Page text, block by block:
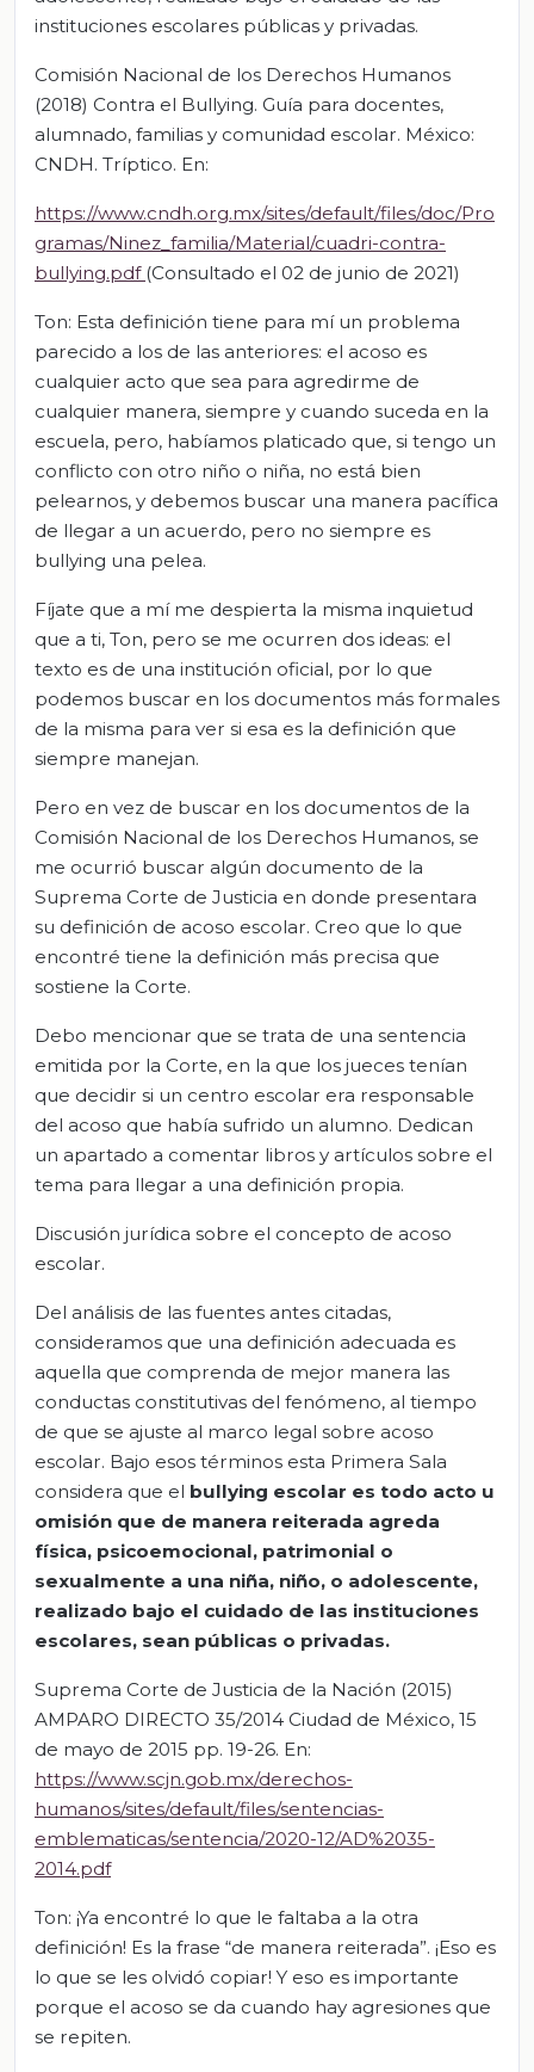
instituciones escolares públicas y privadas.
Comisión Nacional de los Derechos Humanos
(2018) Contra el Bullying. Guía para docentes,
alumnado, familias y comunidad escolar. México:
CNDH. Tríptico. En:
https://www.cndh.org.mx/sites/default/files/doc/Pro
gramas/Ninez_familia/Material/cuadri-contra-
bullying.pdf (Consultado el 02 de junio de 2021)
Ton: Esta definición tiene para mí un problema
parecido a los de las anteriores: el acoso es
cualquier acto que sea para agredirme de
cualquier manera, siempre y cuando suceda en la
escuela, pero, habíamos platicado que, si tengo un
conflicto con otro niño o niña, no está bien
pelearnos, y debemos buscar una manera pacífica
de llegar a un acuerdo, pero no siempre es
bullying una pelea.
Fíjate que a mí me despierta la misma inquietud
que a ti, Ton, pero se me ocurren dos ideas: el
texto es de una institución oficial, por lo que
podemos buscar en los documentos más formales
de la misma para ver si esa es la definición que
siempre manejan.
Pero en vez de buscar en los documentos de la
Comisión Nacional de los Derechos Humanos, se
me ocurrió buscar algún documento de la
Suprema Corte de Justicia en donde presentara
su definición de acoso escolar. Creo que lo que
encontré tiene la definición más precisa que
sostiene la Corte.
Debo mencionar que se trata de una sentencia
emitida por la Corte, en la que los jueces tenían
que decidir si un centro escolar era responsable
del acoso que había sufrido un alumno. Dedican
un apartado a comentar libros y artículos sobre el
tema para llegar a una definición propia.
Discusión jurídica sobre el concepto de acoso
escolar.
Del análisis de las fuentes antes citadas,
consideramos que una definición adecuada es
aquella que comprenda de mejor manera las
conductas constitutivas del fenómeno, al tiempo
de que se ajuste al marco legal sobre acoso
escolar. Bajo esos términos esta Primera Sala
considera que el bullying escolar es todo acto u
omisión que de manera reiterada agreda
física, psicoemocional, patrimonial o
sexualmente a una niña, niño, o adolescente,
realizado bajo el cuidado de las instituciones
escolares, sean públicas o privadas.
Suprema Corte de Justicia de la Nación (2015)
AMPARO DIRECTO 35/2014 Ciudad de México, 15
de mayo de 2015 pp. 19-26. En:
https://www.scjn.gob.mx/derechos-
humanos/sites/default/files/sentencias-
emblematicas/sentencia/2020-12/AD%2035-
2014.pdf
Ton: ¡Ya encontré lo que le faltaba a la otra
definición! Es la frase “de manera reiterada”. ¡Eso es
lo que se les olvidó copiar! Y eso es importante
porque el acoso se da cuando hay agresiones que
se repiten.